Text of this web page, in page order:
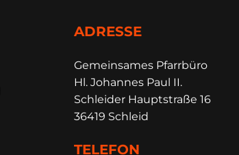
ADRESSE
Gemeinsames Pfarrbüro
Hl. Johannes Paul II.
Schleider Hauptstraße 16
36419 Schleid
TELEFON